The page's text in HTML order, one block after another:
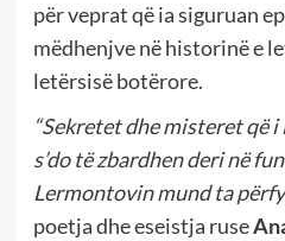
për veprat që ia siguruan
mëdhenjve në historinë e
letërsisë botërore.
“Sekretet dhe misteret që i
s’do të zbardhen deri në
Lermontovin mund ta
poetja dhe eseistja ruse